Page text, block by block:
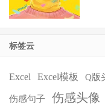
标签云
Excel Excel模板 Q版
伤感句子 伤感头像